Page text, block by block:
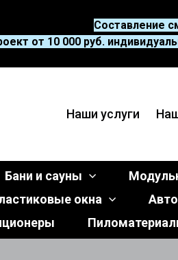
Составление
от 10 000 руб.
Наши услуги
Бани и сауны
окна